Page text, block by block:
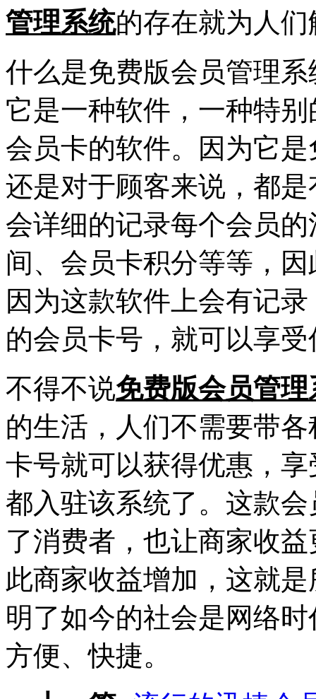
管理系统的存在就为人
什么是免费版会员管理系
它是一种软件，一种特
会员卡的软件。因为它
还是对于顾客来说，都
会详细的记录每个会员
间、会员卡积分等等，
因为这款软件上会有记
的会员卡号，就可以享受
不得不说免费版会员管理
的生活，人们不需要带
卡号就可以获得优惠，
都入驻该系统了。这款
了消费者，也让商家收
此商家收益增加，这就
明了如今的社会是网络
方便、快捷。